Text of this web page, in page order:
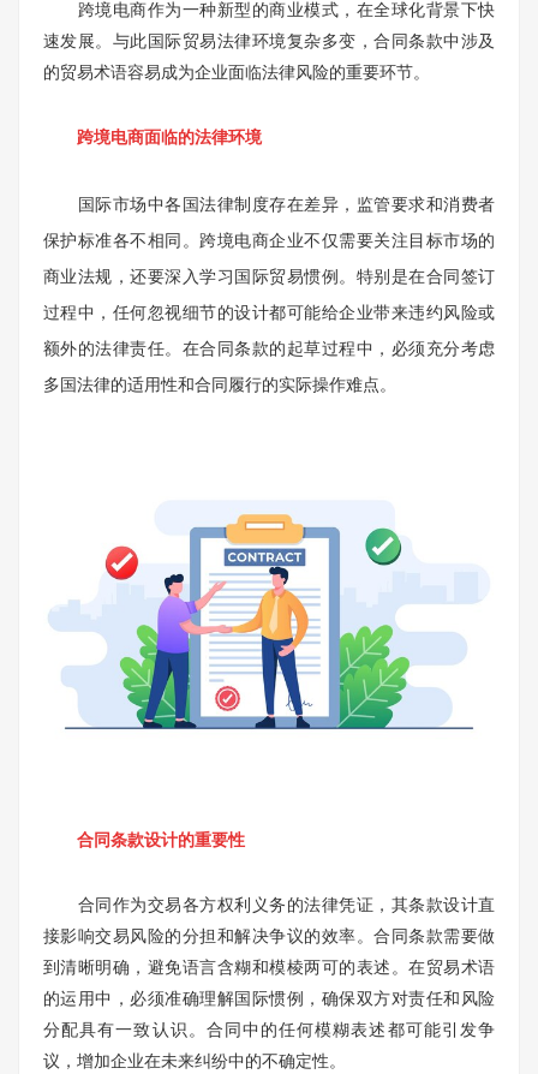
跨境电商作为一种新型的商业模式，在全球化背景下快
速发展。与此国际贸易法律环境复杂多变，合同条款中涉及
的贸易术语容易成为企业面临法律风险的重要环节。
跨境电商面临的法律环境
国际市场中各国法律制度存在差异，监管要求和消费者
保护标准各不相同。跨境电商企业不仅需要关注目标市场的
商业法规，还要深入学习国际贸易惯例。特别是在合同签订
过程中，任何忽视细节的设计都可能给企业带来违约风险或
额外的法律责任。在合同条款的起草过程中，必须充分考虑
多国法律的适用性和合同履行的实际操作难点。
合同条款设计的重要性
合同作为交易各方权利义务的法律凭证，其条款设计直
接影响交易风险的分担和解决争议的效率。合同条款需要做
到清晰明确，避免语言含糊和模棱两可的表述。在贸易术语
的运用中，必须准确理解国际惯例，确保双方对责任和风险
分配具有一致认识。合同中的任何模糊表述都可能引发争
议，增加企业在未来纠纷中的不确定性。